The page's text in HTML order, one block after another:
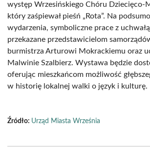
występ Wrzesińskiego Chóru Dziecięco-
który zaśpiewał pieśń „Rota”. Na
wydarzenia, symboliczne prace z
przekazane przedstawicielom
burmistrza Arturowi Mokrackiemu oraz
Malwinie Szalbierz. Wystawa będzie
oferując mieszkańcom możliwość
w historię lokalnej walki o język i kulturę.
Źródło: Urząd Miasta Września